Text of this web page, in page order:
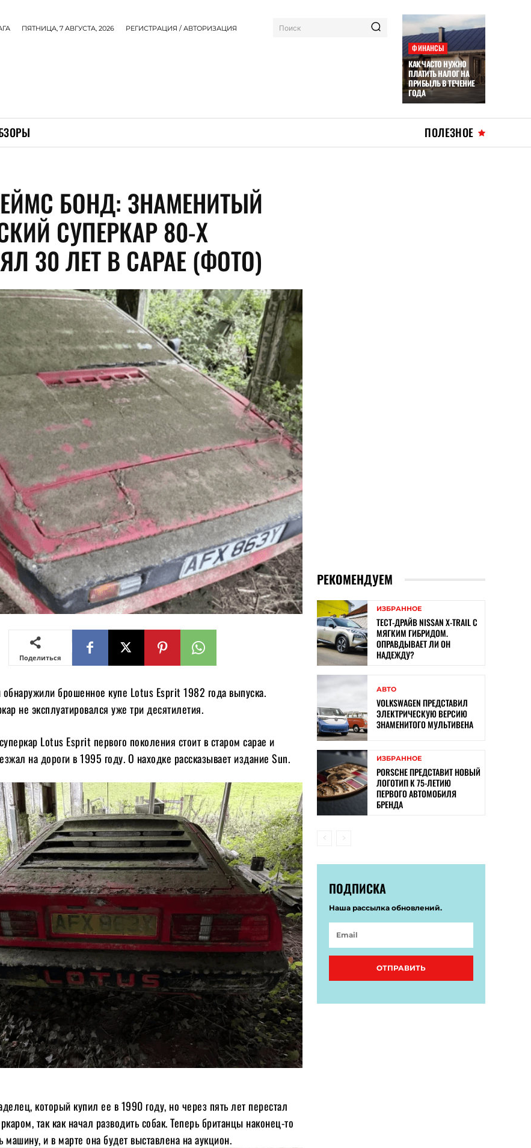
ПЯТНИЦА, 7 АВГУСТА, 2026 РЕГИСТРАЦИЯ / АВТОРИЗАЦИЯ Поиск
ФИНАНСЫ
КАК ЧАСТО НУЖНО
ПЛАТИТЬ НАЛОГ НА
ПРИБЫЛЬ В ТЕЧЕНИЕ
ГОДА
ПОЛЕЗНОЕ
БОНД: ЗНАМЕНИТЫЙ
СУПЕРКАР 80-Х
30 ЛЕТ В САРАЕ (ФОТО)
Поделиться
брошенное купе Lotus Esprit 1982 года выпуска.
не эксплуатировался уже три десятилетия.
Lotus Esprit первого поколения стоит в старом сарае и
на дороги в 1995 году. О находке рассказывает издание Sun.
который купил ее в 1990 году, но через пять лет перестал
так как начал разводить собак. Теперь британцы наконец-то
машину, и в марте она будет выставлена на аукцион.
РЕКОМЕНДУЕМ
ИЗБРАННОЕ
ТЕСТ-ДРАЙВ NISSAN X-TRAIL С
МЯГКИМ ГИБРИДОМ.
ОПРАВДЫВАЕТ ЛИ ОН
НАДЕЖДУ?
АВТО
VOLKSWAGEN ПРЕДСТАВИЛ
ЭЛЕКТРИЧЕСКУЮ ВЕРСИЮ
ЗНАМЕНИТОГО МУЛЬТИВЕНА
ИЗБРАННОЕ
PORSCHE ПРЕДСТАВИТ НОВЫЙ
ЛОГОТИП К 75-ЛЕТИЮ
ПЕРВОГО АВТОМОБИЛЯ
БРЕНДА
ПОДПИСКА
Наша рассылка обновлений.
ОТПРАВИТЬ